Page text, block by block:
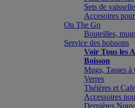
Sets de
Accesoires
On The Go
Bouteilles,
Service des boissons
Voir Tous les
Boisson
Mugs, Tasses à
Verres
Théières et
Accessoires
Dernières